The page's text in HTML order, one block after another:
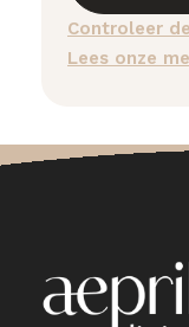
Controleer
Lees onze